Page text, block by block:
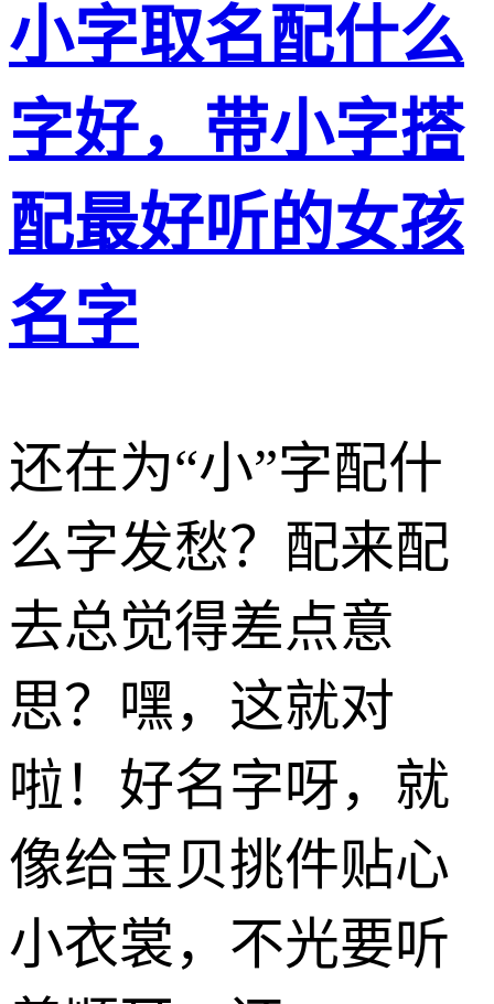
小字取名配什么
字好，带小字搭
配最好听的女孩
名字
还在为“小”字配什
么字发愁？配来配
去总觉得差点意
思？嘿，这就对
啦！好名字呀，就
像给宝贝挑件贴心
小衣裳，不光要听